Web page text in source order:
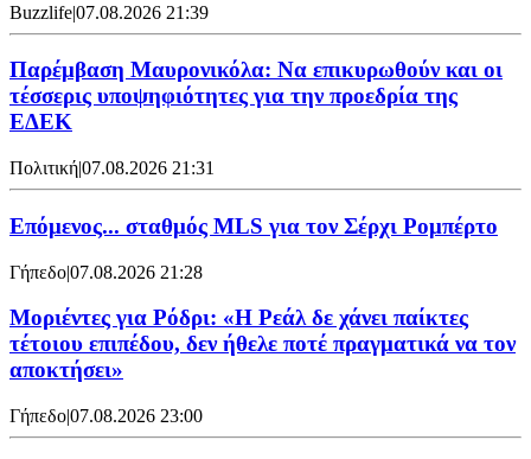
Buzzlife|07.08.2026 21:39
Παρέμβαση Μαυρονικόλα: Να επικυρωθούν και οι
τέσσερις υποψηφιότητες για την προεδρία της
ΕΔΕΚ
Πολιτική|07.08.2026 21:31
Επόμενος... σταθμός MLS για τον Σέρχι Ρομπέρτο
Γήπεδο|07.08.2026 21:28
Μοριέντες για Ρόδρι: «Η Ρεάλ δε χάνει παίκτες
τέτοιου επιπέδου, δεν ήθελε ποτέ πραγματικά να τον
αποκτήσει»
Γήπεδο|07.08.2026 23:00